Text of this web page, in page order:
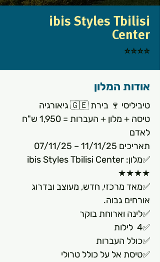
ibis Styles Tbilisi
Center
⭐⭐⭐⭐
אודות המלון
טיביליסי 🍷 בירת 🇬🇪 גיאורגיה
טיסה + מלון + העברות = 1,950 ש"ח
לאדם
תאריכים 11/11/25 – 07/11/25
★★★★
✅מאד מרכזי, חדש, מעוצב ובדרוג
אורחים גבוה.
✅לינה וארוחת בוקר
✅4  לילות
✅כולל העברות
✅טיסת אל על כולל טרולי